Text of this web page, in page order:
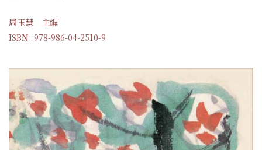
周玉慧 主編
ISBN: 978-986-04-2510-9